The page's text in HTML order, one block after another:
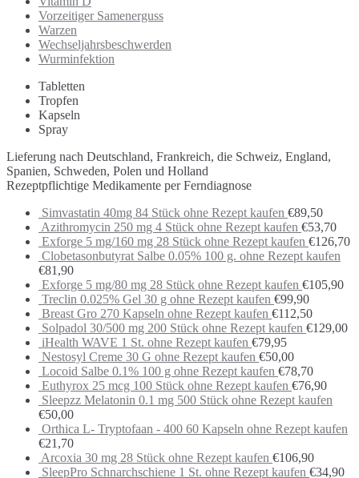
Vorzeitiger Samenerguss
Warzen
Wechseljahrsbeschwerden
Wurminfektion
Tabletten
Tropfen
Kapseln
Spray
Lieferung nach Deutschland, Frankreich, die Schweiz, England,
Spanien, Schweden, Polen und Holland
Rezeptpflichtige Medikamente per Ferndiagnose
Simvastatin 40mg 84 Stück ohne Rezept kaufen €89,50
Azithromycin 250 mg 4 Stück ohne Rezept kaufen €53,70
Exforge 5 mg/160 mg 28 Stück ohne Rezept kaufen €126,70
Clobetasonbutyrat Salbe 0.05% 100 g. ohne Rezept kaufen
€81,90
Exforge 5 mg/80 mg 28 Stück ohne Rezept kaufen €105,90
Treclin 0.025% Gel 30 g ohne Rezept kaufen €99,90
Breast Gro 270 Kapseln ohne Rezept kaufen €112,50
Solpadol 30/500 mg 200 Stück ohne Rezept kaufen €129,00
iHealth WAVE 1 St. ohne Rezept kaufen €79,95
Nestosyl Creme 30 G ohne Rezept kaufen €50,00
Locoid Salbe 0.1% 100 g ohne Rezept kaufen €78,70
Euthyrox 25 mcg 100 Stück ohne Rezept kaufen €76,90
Sleepzz Melatonin 0.1 mg 500 Stück ohne Rezept kaufen
€50,00
Orthica L- Tryptofaan - 400 60 Kapseln ohne Rezept kaufen
€21,70
Arcoxia 30 mg 28 Stück ohne Rezept kaufen €106,90
SleepPro Schnarchschiene 1 St. ohne Rezept kaufen €34,90